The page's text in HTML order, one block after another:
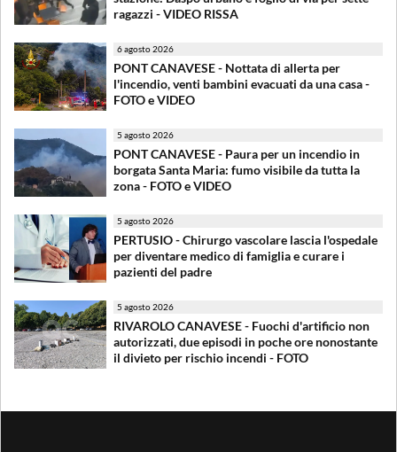
ragazzi - VIDEO RISSA
6 agosto 2026
PONT CANAVESE - Nottata di allerta per
l'incendio, venti bambini evacuati da una casa -
FOTO e VIDEO
5 agosto 2026
PONT CANAVESE - Paura per un incendio in
borgata Santa Maria: fumo visibile da tutta la
zona - FOTO e VIDEO
5 agosto 2026
PERTUSIO - Chirurgo vascolare lascia l'ospedale
per diventare medico di famiglia e curare i
pazienti del padre
5 agosto 2026
RIVAROLO CANAVESE - Fuochi d'artificio non
autorizzati, due episodi in poche ore nonostante
il divieto per rischio incendi - FOTO